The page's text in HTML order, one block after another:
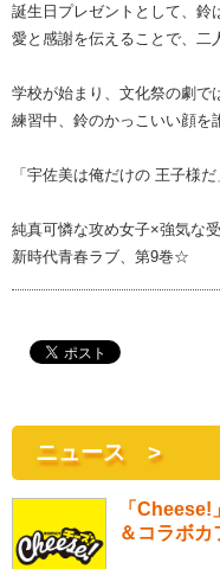
誕生日プレゼントとして、鈴
愛と感謝を伝えることで、二
学校が始まり、文化祭の劇で
練習中、鈴のかっこいい顔
「宇佐美は俺だけの 王子様だ
純真可憐な攻め女子×強気な
新時代青春ラブ、第9巻☆
ニュース >
「
＆コラボカ